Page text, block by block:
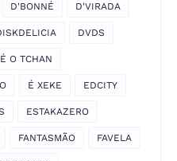
D'BONNÉ D'VIRADA
DVDS
É O TCHAN
É XEKE EDCITY
ESTAKAZERO
FANTASMÃO FAVELA